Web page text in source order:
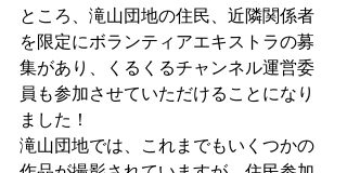
ところ、滝山団地の住民、近隣関係者
を限定にボランティアエキストラの募
集があり、くるくるチャンネル運営委
員も参加させていただけることになり
ました！
滝山団地では、これまでもいくつかの